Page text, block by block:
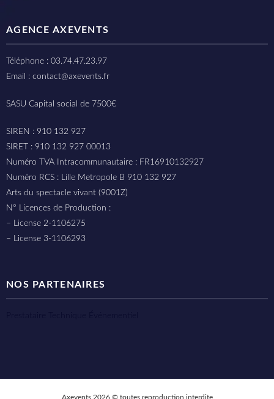
AGENCE AXEVENTS
Téléphone : 03.74.47.23.97
Email : contact@axevents.fr
SASU Capital social de 7500€
SIREN : 910 132 927
SIRET : 910 132 927 00013
Numéro TVA Intracommunautaire : FR16910132927
Numéro RCS : Lille Metropole B 910 132 927
Arts du spectacle vivant (9001Z)
N° Licences de Production :
– License 2-1106275
– License 3-1106293
NOS PARTENAIRES
Axevents 2026 © toutes reproduction interdite